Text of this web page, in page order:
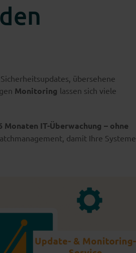
übersehene
Monitoring lassen sich viele
Monaten IT-Überwachung – ohne
damit Ihre Systeme